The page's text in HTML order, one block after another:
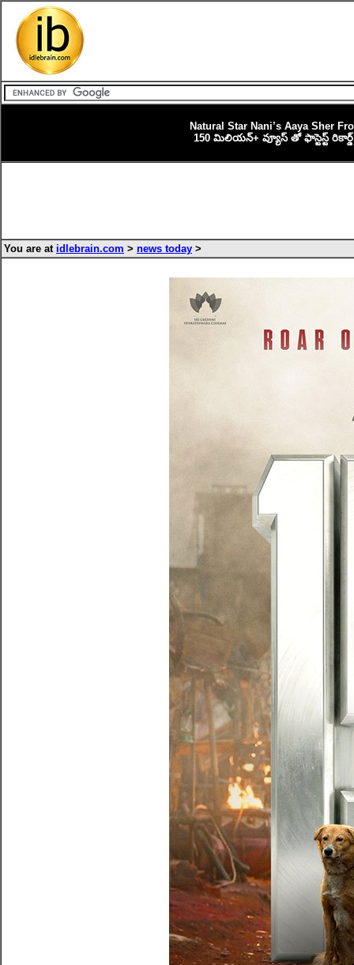
Natural Star Nani’s Aaya Sher
150 మిలియన్+ వ్యూస్ తో ఫాస్టెస్ట్
You are at idlebrain.com > news today >